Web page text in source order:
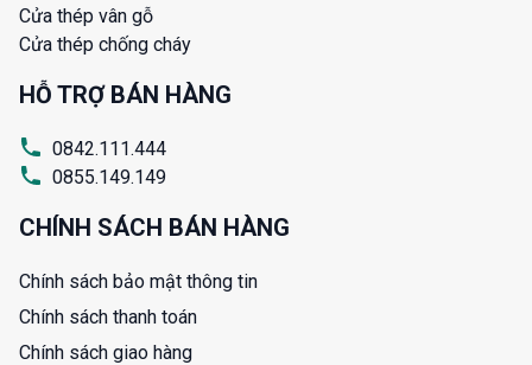
Cửa thép vân gỗ
Cửa thép chống cháy
HỖ TRỢ BÁN HÀNG
0842.111.444
0855.149.149
CHÍNH SÁCH BÁN HÀNG
Chính sách bảo mật thông tin
Chính sách thanh toán
Chính sách giao hàng